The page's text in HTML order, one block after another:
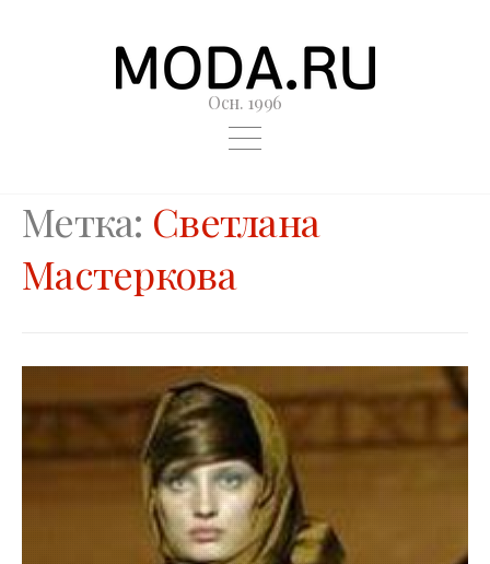
Осн. 1996
Метка: Светлана
Мастеркова